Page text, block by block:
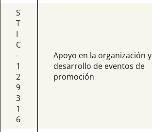
S
T
I
C
-
1
2
9
3
1
6
Apoyo en la organización y
desarrollo de eventos de
promoción